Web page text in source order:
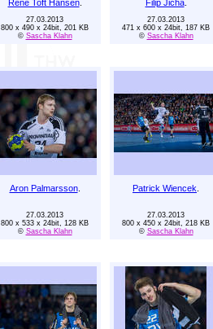
Rene Toft Hansen. Filip Jicha.
27.03.2013
800 x 490 x 24bit, 201 KB
© Sascha Klahn
27.03.2013
471 x 600 x 24bit, 187 KB
© Sascha Klahn
Aron Palmarsson. Patrick Wiencek
27.03.2013
800 x 533 x 24bit, 128 KB
© Sascha Klahn
27.03.2013
800 x 450 x 24bit, 218 KB
© Sascha Klahn